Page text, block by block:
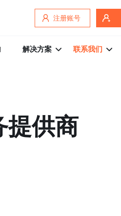
注册账号
解决方案 联系我们
提供商